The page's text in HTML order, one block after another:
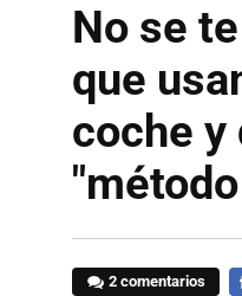
No se
que
coche y
2 comentarios